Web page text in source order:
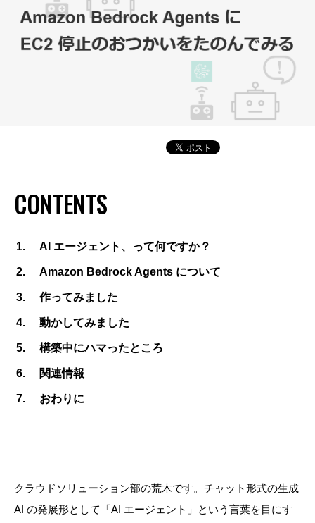
CONTENTS
AI エージェント、って何ですか？
Amazon Bedrock Agents について
作ってみました
動かしてみました
構築中にハマったところ
関連情報
おわりに
クラウドソリューション部の荒木です。チャット形式の生成
AI の発展形として「AI エージェント」という言葉を目にす